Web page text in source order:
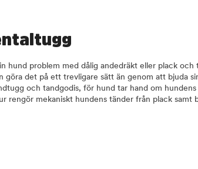
hund problem med dålig andedräkt eller plack och
göra det på ett trevligare sätt än genom att bjuda
och tandgodis, för hund tar hand om
rengör mekaniskt hundens tänder från plack samt